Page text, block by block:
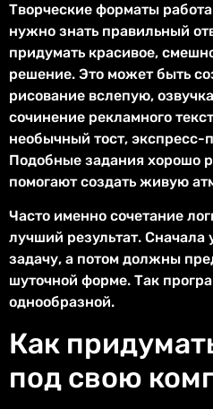
Творческие форматы
нужно знать правильный
придумать красивое,
решение. Это может быть
рисование вслепую,
сочинение рекламного
необычный тост, экспресс-
Подобные задания хорошо
помогают создать живую
Часто именно сочетание
лучший результат. Сначала
задачу, а потом должны
шуточной форме. Так
однообразной.
Как
под свою